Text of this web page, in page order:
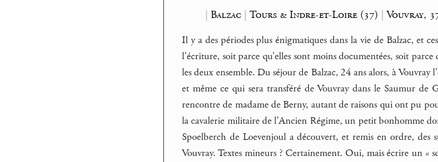
|Balzac |Tours & Indre-et-Loire (37) |Vouvray,
Il y a des périodes plus énigmatiques dans la vie de Balzac, et
l’écriture, soit parce qu’elles sont moins documentées, soit
les deux ensemble. Du séjour de Balzac, 24 ans alors, à Vouvray
et même ce qui sera transféré de Vouvray dans le Saumur
rencontre de madame de Berny, autant de raisons qui ont pu
la cavalerie militaire de l’Ancien Régime, un petit bonhomme
Spoelberch de Loevenjoul a découvert, et remis en ordre, des
Vouvray. Textes mineurs ? Certainement. Oui, mais écrire un «